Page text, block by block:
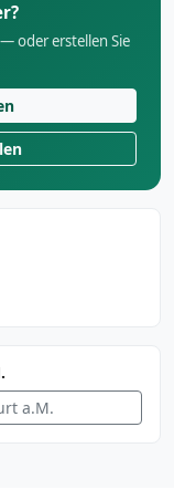
oder erstellen Sie
a.M.